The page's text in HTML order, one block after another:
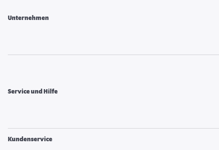
Unternehmen
Service und Hilfe
Kundenservice